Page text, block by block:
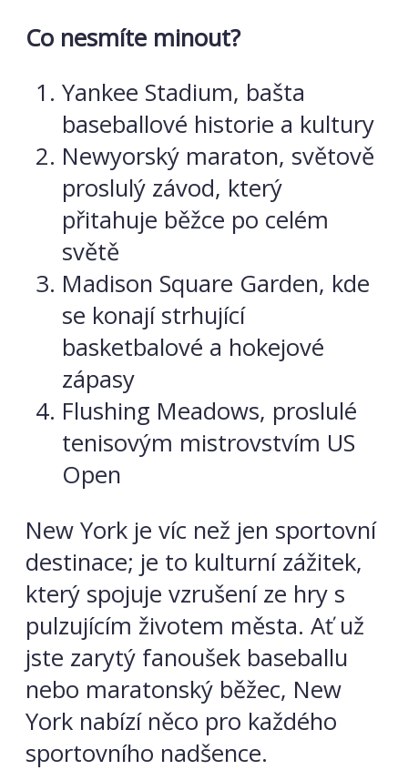
Co nesmíte minout?
Yankee Stadium, bašta
baseballové historie a kultury
Newyorský maraton, světově
proslulý závod, který
přitahuje běžce po celém
světě
Madison Square Garden, kde
se konají strhující
basketbalové a hokejové
zápasy
Flushing Meadows, proslulé
tenisovým mistrovstvím US
Open
New York je víc než jen sportovní
destinace; je to kulturní zážitek,
který spojuje vzrušení ze hry s
pulzujícím životem města. Ať už
jste zarytý fanoušek baseballu
nebo maratonský běžec, New
York nabízí něco pro každého
sportovního nadšence.